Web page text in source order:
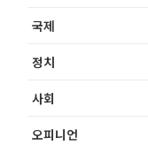
국제
정치
사회
오피니언